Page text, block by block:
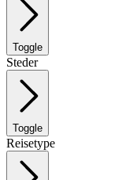
Toggle
Steder
Toggle
Reisetype